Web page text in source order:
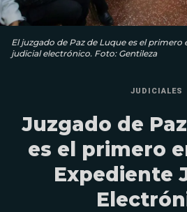
El juzgado de Paz de Luque es el
judicial electrónico. Foto: Gentileza
JUDICIALES
Juzgado de
es el primero
Expediente